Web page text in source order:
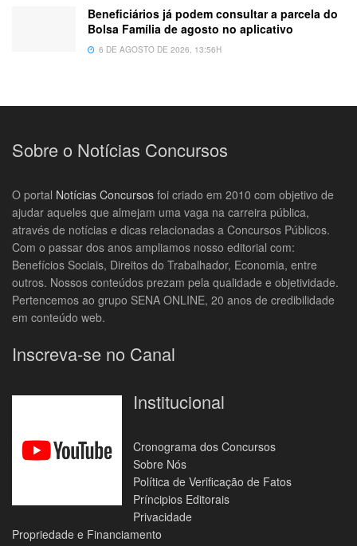
Beneficiários já podem consultar a parcela do
Bolsa Família de agosto no aplicativo
6 DE AGOSTO DE 2026, 13:56H
Sobre o Notícias Concursos
O portal Notícias Concursos foi criado em 2010 com objetivo de
ajudar aqueles que almejam uma vaga na carreira pública,
através de notícias e dicas relacionadas a Concursos Públicos.
Com o passar dos anos ampliamos nosso editorial com:
Benefícios Sociais, Direitos do Trabalhador, Economia, entre
outros. Nossos conteúdos prezam pela qualidade e objetividade.
Pertencemos ao grupo SENA ONLINE, 20 anos de credibilidade
em conteúdo web.
Inscreva-se no Canal
Institucional
Cronograma dos Concursos
Sobre Nós
Política de Verificação de Fatos
Príncipios Editorais
Privacidade
Propriedade e Financiamento